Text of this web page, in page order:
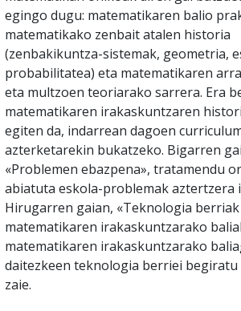
egingo dugu: matematikaren balio
matematikako zenbait atalen historia
(zenbakikuntza-sistemak, geometria,
probabilitatea) eta matematikaren
eta multzoen teoriarako sarrera. Era
matematikaren irakaskuntzaren
egiten da, indarrean dagoen
azterketarekin bukatzeko. Bigarren
«Problemen ebazpena», tratamendu
abiatuta eskola-problemak aztertzera
Hirugarren gaian, «Teknologia
matematikaren irakaskuntzarako
matematikaren irakaskuntzarako
daitezkeen teknologia berriei begiratu
zaie.